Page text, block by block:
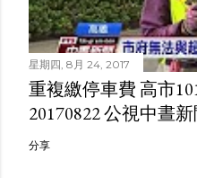
星期四, 8月 24, 2017
重複繳停車費 高市
20170822 公視中晝新
分享